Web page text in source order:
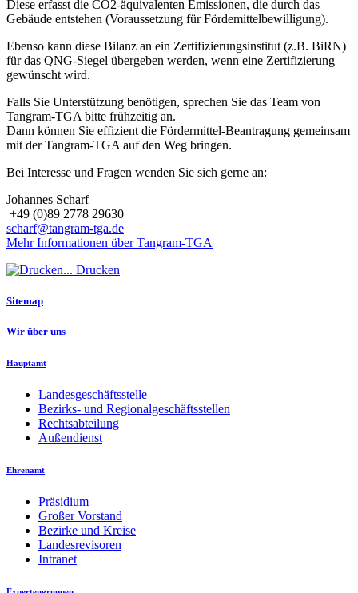
Diese erfasst die CO2-äquivalenten Emissionen, die durch das
Gebäude entstehen (Voraussetzung für Fördemittelbewilligung).
Ebenso kann diese Bilanz an ein Zertifizierungsinstitut (z.B. BiRN)
für das QNG-Siegel übergeben werden, wenn eine Zertifizierung
gewünscht wird.
Falls Sie Unterstützung benötigen, sprechen Sie das Team von
Tangram-TGA bitte frühzeitig an.
Dann können Sie effizient die Fördermittel-Beantragung gemeinsam
mit der Tangram-TGA auf den Weg bringen.
Bei Interesse und Fragen wenden Sie sich gerne an:
Johannes Scharf
+49 (0)89 2778 29630
scharf@tangram-tga.de
Mehr Informationen über Tangram-TGA
Drucken
Sitemap
Wir über uns
Hauptamt
Landesgeschäftsstelle
Bezirks- und Regionalgeschäftsstellen
Rechtsabteilung
Außendienst
Ehrenamt
Präsidium
Großer Vorstand
Bezirke und Kreise
Landesrevisoren
Intranet